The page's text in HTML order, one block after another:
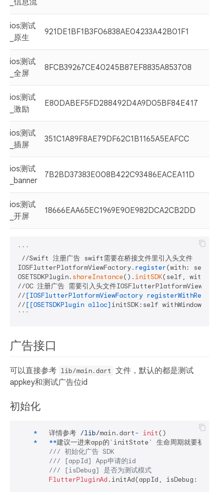
ios测试
_原生
921DE1BF1B3F06838AE04233A42B01F1
ios测试
_全屏
8FCB39267CE40245B87EF8835A853708
ios测试
_激励
E80DABEF5FD288492D4A9D05BF84E417
ios测试
_插屏
351C1A89F8AE79DF62C1B1165A5EAFCC
ios测试
_banner
7B2BD37383E008B422C93486EACEA11D
ios测试
_开屏
18666EAA65EC1969E90E982DCA2CB2DD
```
//Swift 注册广告 swift需要在桥接文件里引入头文件
IOSFlutterPlatformViewFactory.register(with: self.
OSETSDKPlugin. shareInstance(). initSDK(self, with:
//OC 注册广告 需要引入头文件
//[IOSFlutterPlatformViewFactory
//[[OSETSDKPlugin alloc] initSDK:self
广告接口
可以直接参考 lib/main.dart 文件，默认的都是测试
appkey和测试广告位id
初始化
*
   详情参考
/lib/main.dart- init ()
*
**建议一进来app的`initState` 生命周期就要初始化
/// 初始化⼴告 SDK
/// [appId] App申请的id
/// [isDebug] 是否为测试模式
FlutterPluginAd .initAd(appId, isDebug: